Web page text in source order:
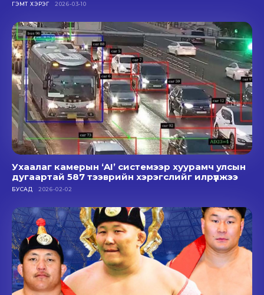
ГЭМТ ХЭРЭГ 2026-03-10
Ухаалаг камерын ‘AI’ системээр хуурамч улсын
дугаартай 587 тээврийн хэрэгслийг илрүүлжээ
БУСАД 2026-02-02